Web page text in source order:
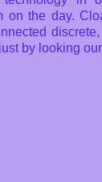
on the day.
by looking